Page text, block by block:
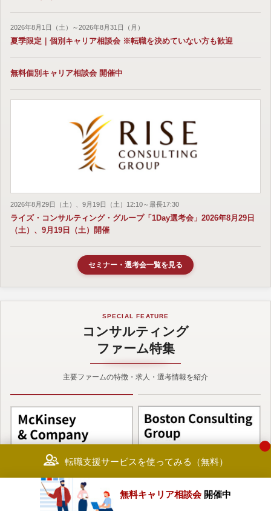
2026年8月1日（土）～2026年8月31日（月）
夏季限定｜個別キャリア相談会 ※転職を決めていない方も歓迎
無料個別キャリア相談会 開催中
2026年8月29日（土）、9月19日（土）12:10～最長17:30
ライズ・コンサルティング・グループ「1Day選考会」2026年8月29日
（土）、9月19日（土）開催
セミナー・選考会一覧を見る
SPECIAL FEATURE
コンサルティング
ファーム特集
主要ファームの特徴・求人・選考情報を紹介
転職支援サービスを使ってみる（無料）
無料キャリア相談会 開催中